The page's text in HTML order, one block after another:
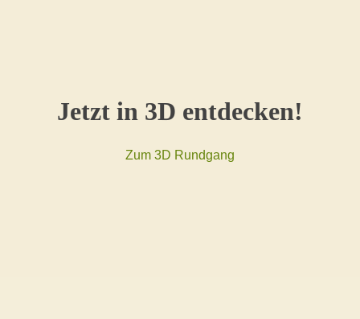
Jetzt in 3D entdecken!
Zum 3D Rundgang